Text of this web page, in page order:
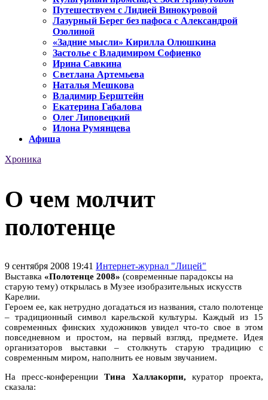
Путешествуем с Лидией Винокуровой
Лазурный Берег без пафоса с Александрой
Озолиной
«Задние мысли» Кирилла Олюшкина
Застолье с Владимиром Софиенко
Ирина Савкина
Светлана Артемьева
Наталья Мешкова
Владимир Берштейн
Екатерина Габалова
Олег Липовецкий
Илона Румянцева
Афиша
Хроника
О чем молчит
полотенце
9 сентября 2008 19:41 Интернет-журнал "Лицей"
Выставка «Полотенце 2008» (современные парадоксы на
старую тему) открылась в Музее изобразительных искусств
Карелии.
Героем ее, как нетрудно догадаться из названия, стало полотенце
– традиционный символ карельской культуры. Каждый из 15
современных финских художников увидел что-то свое в этом
повседневном и простом, на первый взгляд, предмете. Идея
организаторов выставки – столкнуть старую традицию с
современным миром, наполнить ее новым звучанием.
На пресс-конференцииТина Халлакорпи, куратор проекта,
сказала: